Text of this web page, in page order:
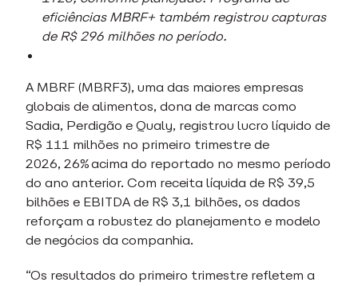
eficiências MBRF+ também registrou capturas
de R$ 296 milhões no período.
A MBRF (MBRF3), uma das maiores empresas
globais de alimentos, dona de marcas como
Sadia, Perdigão e Qualy, registrou lucro líquido de
R$ 111 milhões no primeiro trimestre de
2026, 26% acima do reportado no mesmo período
do ano anterior. Com receita líquida de R$ 39,5
bilhões e EBITDA de R$ 3,1 bilhões, os dados
reforçam a robustez do planejamento e modelo
de negócios da companhia.
“Os resultados do primeiro trimestre refletem a